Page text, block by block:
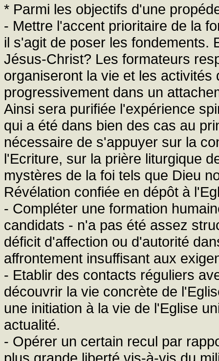
* Parmi les objectifs d'une
- Mettre l'accent prioritaire de la
il s'agit de poser les fondements.
Jésus-Christ? Les formateurs
organiseront la vie et les
progressivement dans un
Ainsi sera purifiée l'expérience
qui a été dans bien des cas au
nécessaire de s'appuyer sur la
l'Ecriture, sur la prière liturgique
mystères de la foi tels que Dieu
Révélation confiée en dépôt à
- Compléter une formation
candidats - n'a pas été assez
déficit d'affection ou d'autorité
affrontement insuffisant aux
- Etablir des contacts réguliers
découvrir la vie concrète de
une initiation à la vie de l'Eglise
actualité.
- Opérer un certain recul par
plus grande liberté vis-à-vis du